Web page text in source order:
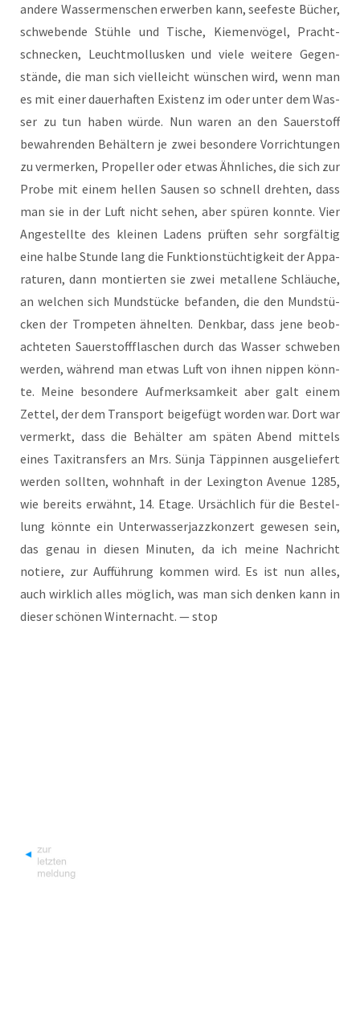
ande­re Was­ser­men­schen erwer­ben kann, see­fes­te Bücher,
schwe­ben­de Stüh­le und Tische, Kie­men­vö­gel, Pracht­
schne­cken, Leucht­mol­lus­ken und vie­le wei­te­re Gegen­
stän­de, die man sich viel­leicht wün­schen wird, wenn man
es mit einer dau­er­haf­ten Exis­tenz im oder unter dem Was­
ser zu tun haben wür­de. Nun waren an den Sau­er­stoff
bewah­ren­den Behäl­tern je zwei beson­de­re Vor­rich­tun­gen
zu ver­mer­ken, Pro­pel­ler oder etwas Ähn­li­ches, die sich zur
Pro­be mit einem hel­len Sau­sen so schnell dreh­ten, dass
man sie in der Luft nicht sehen, aber spü­ren konn­te. Vier
Ange­stell­te des klei­nen Ladens prüf­ten sehr sorg­fäl­tig
eine hal­be Stun­de lang die Funk­ti­ons­tüch­tig­keit der Appa­
ra­tu­ren, dann mon­tier­ten sie zwei metal­le­ne Schläu­che,
an wel­chen sich Mund­stü­cke befan­den, die den Mund­stü­
cken der Trom­pe­ten ähnel­ten. Denk­bar, dass jene beob­
ach­te­ten Sau­er­stoff­fla­schen durch das Was­ser schwe­ben
wer­den, wäh­rend man etwas Luft von ihnen nip­pen könn­
te. Mei­ne beson­de­re Auf­merk­sam­keit aber galt einem
Zet­tel, der dem Trans­port bei­gefügt wor­den war. Dort war
ver­merkt, dass die Behäl­ter am spä­ten Abend mit­tels
eines Taxi­trans­fers an Mrs. Sün­ja Täp­pin­nen aus­ge­lie­fert
wer­den soll­ten, wohn­haft in der Lex­ing­ton Ave­nue 1285,
wie bereits erwähnt, 14. Eta­ge. Ursäch­lich für die Bestel­
lung könn­te ein Unter­was­ser­jazz­kon­zert gewe­sen sein,
das genau in die­sen Minu­ten, da ich mei­ne Nach­richt
notie­re, zur Auf­füh­rung kom­men wird. Es ist nun alles,
auch wirk­lich alles mög­lich, was man sich den­ken kann in
die­ser schö­nen Win­ter­nacht. — stop